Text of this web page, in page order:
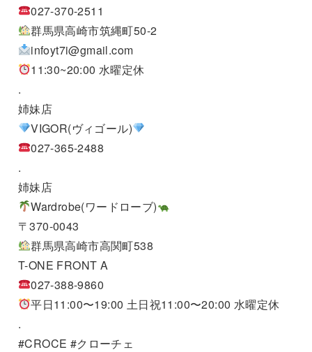
027-370-2511
群馬県高崎市筑縄町50-2
infoyt7i@gmail.com
11:30~20:00 水曜定休
.
姉妹店
VIGOR(ヴィゴール)
027-365-2488
.
姉妹店
Wardrobe(ワードローブ)
〒370-0043
群馬県高崎市高関町538
T-ONE FRONT A
027-388-9860
平日11:00〜19:00 土日祝11:00〜20:00 水曜定休
.
#CROCE #クローチェ